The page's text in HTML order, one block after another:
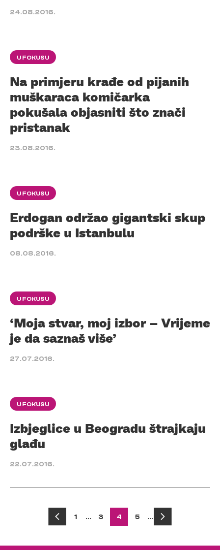
24.08.2016.
U FOKUSU
Na primjeru krađe od pijanih
muškaraca komičarka
pokušala objasniti što znači
pristanak
23.08.2016.
U FOKUSU
Erdogan održao gigantski skup
podrške u Istanbulu
08.08.2016.
U FOKUSU
‘Moja stvar, moj izbor – Vrijeme
je da saznaš više’
27.07.2016.
U FOKUSU
Izbjeglice u Beogradu štrajkaju
glađu
22.07.2016.
Posts
1 … 3 4 5 …